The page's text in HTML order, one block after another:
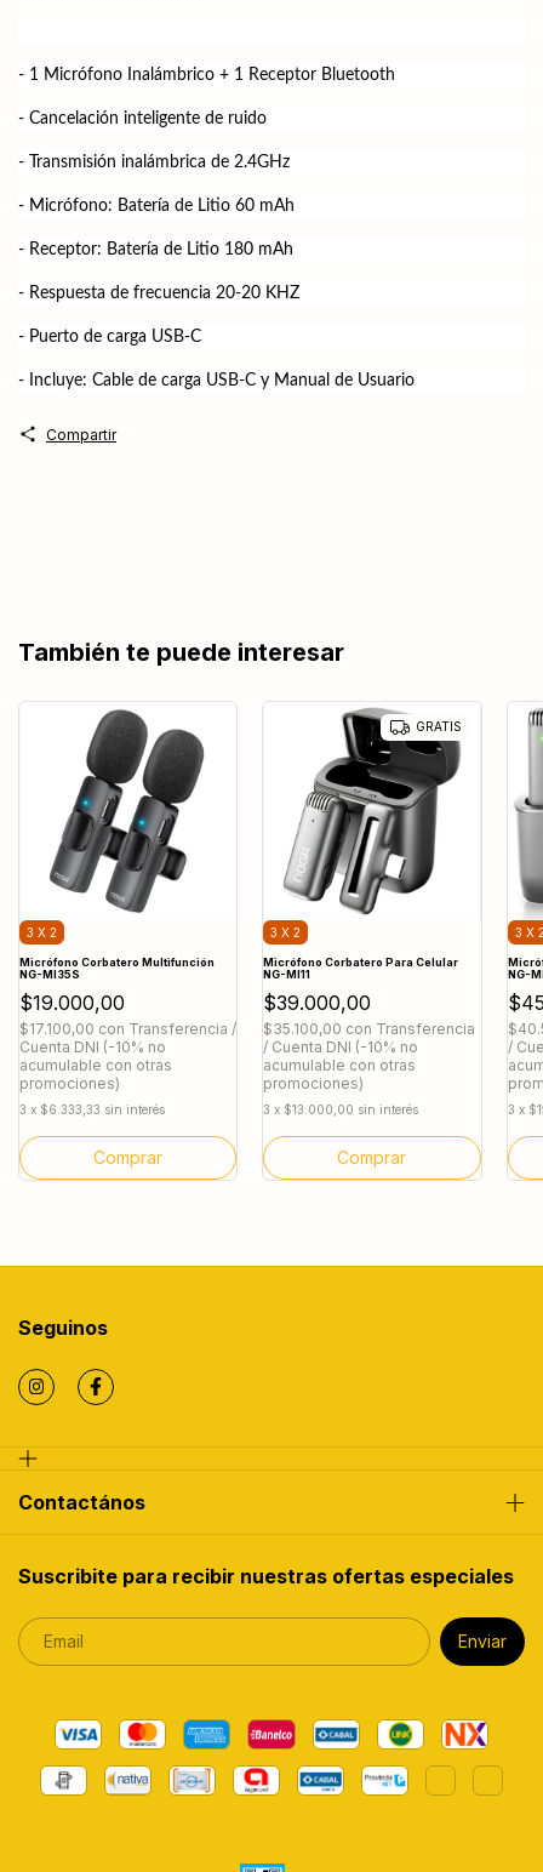
- 1 Micrófono Inalámbrico + 1 Receptor Bluetooth
- Cancelación inteligente de ruido
- Transmisión inalámbrica de 2.4GHz
- Micrófono: Batería de Litio 60 mAh
- Receptor: Batería de Litio 180 mAh
- Respuesta de frecuencia 20-20 KHZ
- Puerto de carga USB-C
- Incluye: Cable de carga USB-C y Manual de Usuario
Compartir
También te puede interesar
3 X 2
Micrófono Corbatero Multifunción
NG-MI35S
$19.000,00
$17.100,00 con Transferencia /
Cuenta DNI (-10% no
acumulable con otras
promociones)
3 x $6.333,33 sin interés
GRATIS
3 X 2
Micrófono Corbatero Para Celular
NG-MI11
$39.000,00
$35.100,00 con Transferencia
/ Cuenta DNI (-10% no
acumulable con otras
promociones)
3 x $13.000,00 sin interés
3 X
NG-
/
3 x
Seguinos
Contactános
Suscribite para recibir nuestras ofertas especiales